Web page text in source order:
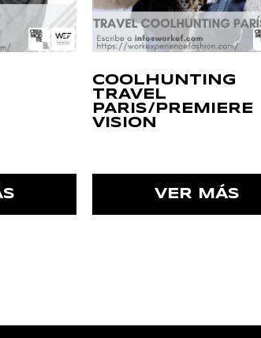
COOLHUNTING
TRAVEL
PARIS/PREMIERE
VISION
VER MÁS